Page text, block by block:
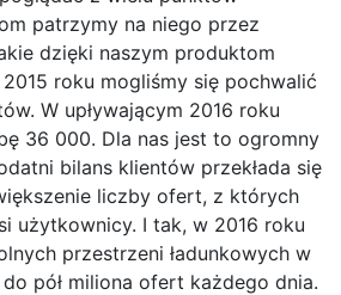
patrzymy na niego przez
dzięki naszym produktom
roku mogliśmy się pochwalić
W upływającym 2016 roku
36 000. Dla nas jest to ogromny
bilans klientów przekłada się
liczby ofert, z których
użytkownicy. I tak, w 2016 roku
przestrzeni ładunkowych w
do pół miliona ofert każdego dnia.